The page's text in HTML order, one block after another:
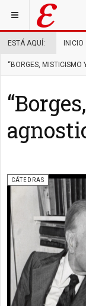
ESTÁ AQUÍ: INICIO
“BORGES, MISTICISMO
CÁTEDRAS